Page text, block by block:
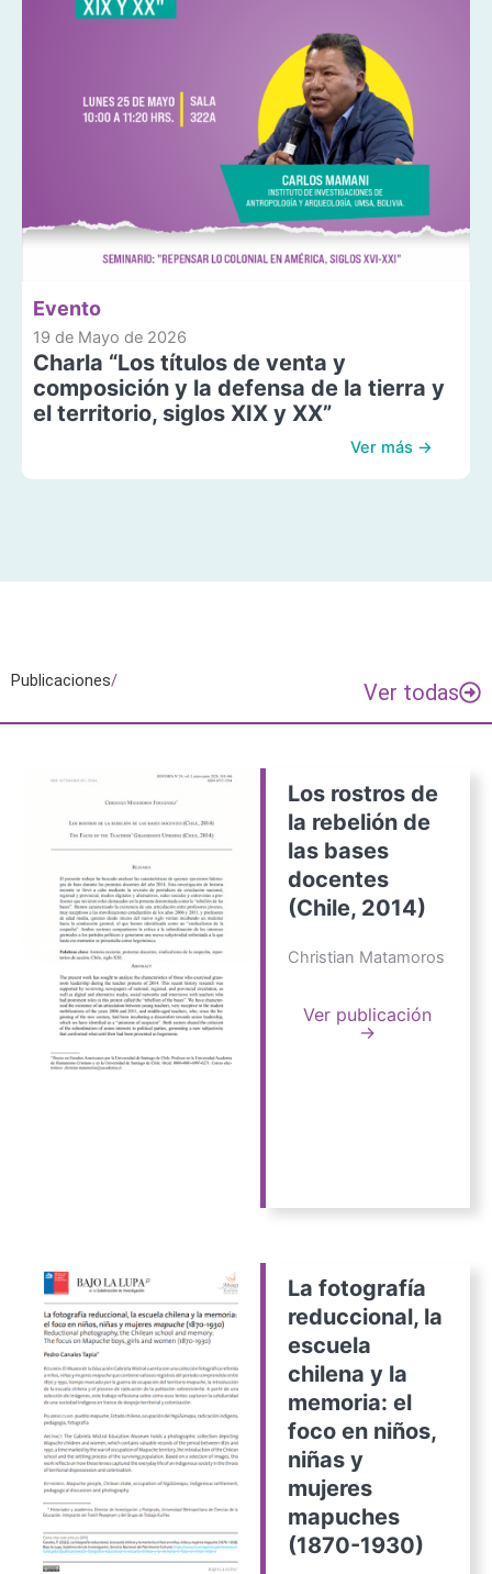
Evento
19 de Mayo de 2026
Charla “Los títulos de venta y
composición y la defensa de la tierra y
el territorio, siglos XIX y XX”
Ver más →
Publicaciones/ Ver todas
Los rostros de
la rebelión de
las bases
docentes
(Chile, 2014)
Christian Matamoros
Ver publicación
→
La fotografía
reduccional, la
escuela
chilena y la
memoria: el
foco en niños,
niñas y
mujeres
mapuches
(1870-1930)